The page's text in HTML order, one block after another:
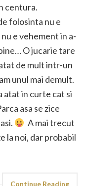
centura.
folosinta nu e
e vehement in a-
O jucarie tare
de mult intr-un
unul mai demult.
atat in curte cat si
asa se zice
A mai trecut
la noi, dar probabil
Continue Reading